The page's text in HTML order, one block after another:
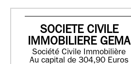
SOCIETE CIVILE
IMMOBILIERE GEMA
Société Civile Immobilière
Au capital de 304,90 Euros